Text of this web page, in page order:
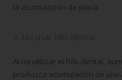
la acumulación de placa.
Al no utilizar el hilo dental,
produzca acumulación de